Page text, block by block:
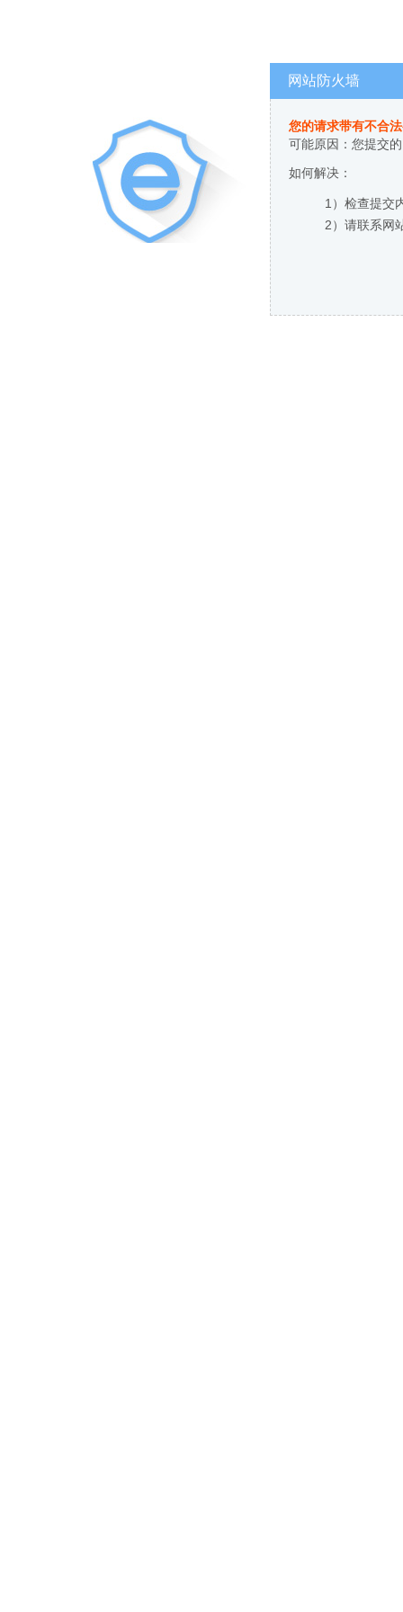
网站防火墙
您的请求带有不合
可能原因：您提交
如何解决：
1）检查提交
2）请联系网